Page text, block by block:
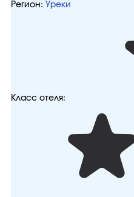
Регион: Уреки
Класс отеля: